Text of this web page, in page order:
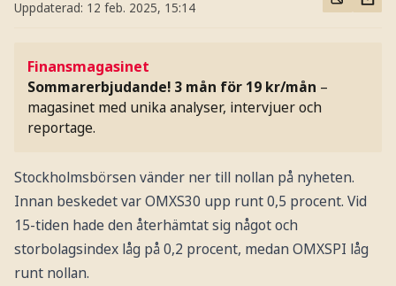
Uppdaterad: 12 feb. 2025, 15:14
Finansmagasinet
Sommarerbjudande! 3 mån för 19 kr/mån –
magasinet med unika analyser, intervjuer och
reportage.
Stockholmsbörsen vänder ner till nollan på nyheten.
Innan beskedet var OMXS30 upp runt 0,5 procent. Vid
15-tiden hade den återhämtat sig något och
storbolagsindex låg på 0,2 procent, medan OMXSPI låg
runt nollan.